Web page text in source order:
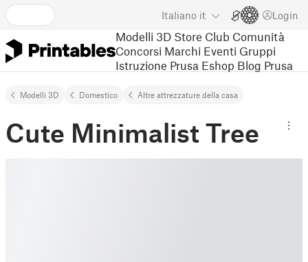
Italiano it Login
Modelli 3D Store Club Comunità
Concorsi Marchi Eventi Gruppi
Istruzione Prusa Eshop Blog Prusa
Modelli 3D Domestico Altre attrezzature della casa
Cute Minimalist Tree